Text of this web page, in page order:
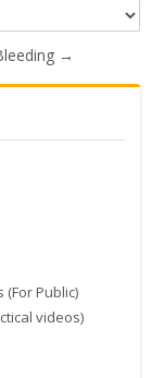
→
(For Public)
videos)